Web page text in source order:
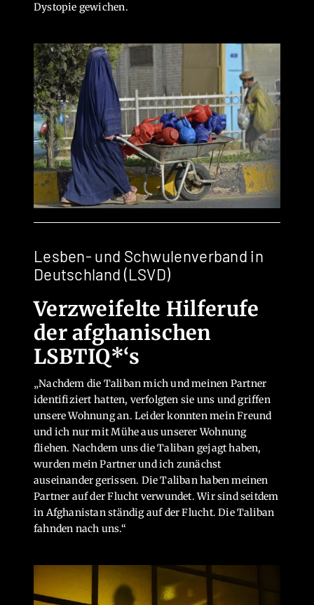
Dystopie gewichen.
Lesben- und Schwulenverband in
Deutschland (LSVD)
Verzweifelte Hilferufe
der afghanischen
LSBTIQ*‘s
„Nachdem die Taliban mich und meinen Partner
identifiziert hatten, verfolgten sie uns und griffen
unsere Wohnung an. Leider konnten meinFreund
und ich nur mit Mühe aus unserer Wohnung
fliehen. Nachdem uns dieTaliban gejagt haben,
wurden mein Partner und ich zunächst
auseinandergerissen. Die Taliban haben meinen
Partner auf der Flucht verwundet. Wirsind seitdem
in Afghanistan ständig auf der Flucht. Die Taliban
fahnden nach uns.“